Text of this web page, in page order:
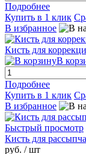
Подробнее
Купить в 1 клик
В избранное
Кисть для
В
Подробнее
Купить в 1 клик
В избранное
Быстрый просмотр
Кисть для
руб. / шт